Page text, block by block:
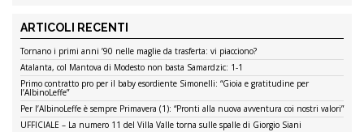
ARTICOLI RECENTI
Tornano i primi anni ’90 nelle maglie da trasferta: vi piacciono?
Atalanta, col Mantova di Modesto non basta Samardzic: 1-1
Primo contratto pro per il baby esordiente Simonelli: “Gioia e gratitudine per
l’AlbinoLeffe”
Per l’AlbinoLeffe è sempre Primavera (1): “Pronti alla nuova avventura coi nostri valori”
UFFICIALE – La numero 11 del Villa Valle torna sulle spalle di Giorgio Siani